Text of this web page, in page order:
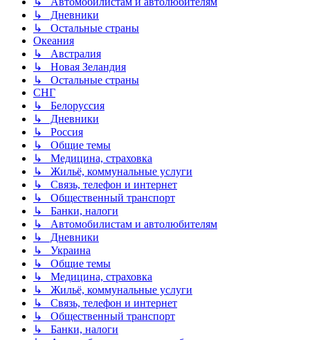
↳ Дневники
↳ Остальные страны
Океания
↳ Австралия
↳ Новая Зеландия
↳ Остальные страны
СНГ
↳ Белоруссия
↳ Дневники
↳ Россия
↳ Общие темы
↳ Медицина, страховка
↳ Жильё, коммунальные услуги
↳ Связь, телефон и интернет
↳ Общественный транспорт
↳ Банки, налоги
↳ Автомобилистам и автолюбителям
↳ Дневники
↳ Украина
↳ Общие темы
↳ Медицина, страховка
↳ Жильё, коммунальные услуги
↳ Связь, телефон и интернет
↳ Общественный транспорт
↳ Банки, налоги